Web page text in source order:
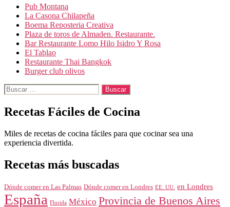
Pub Montana
La Casona Chilapeña
Boema Reposteria Creativa
Plaza de toros de Almaden. Restaurante.
Bar Restaurante Lomo Hilo Isidro Y Rosa
El Tablao
Restaurante Thai Bangkok
Burger club olivos
Buscar:
Recetas Fáciles de Cocina
Miles de recetas de cocina fáciles para que cocinar sea una
experiencia divertida.
Recetas más buscadas
Dónde comer en Las Palmas Dónde comer en Londres EE. UU. en Londres
España Florida México Provincia de Buenos Aires